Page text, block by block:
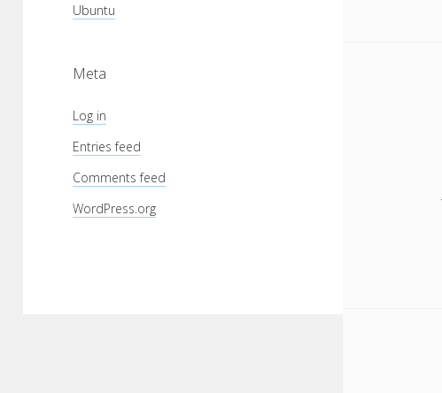
Ubuntu
Meta
Log in
Entries feed
Comments feed
WordPress.org